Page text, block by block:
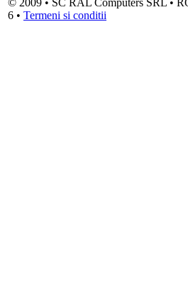
© 2009 • SC RAL Computers SRL •
6 • Termeni si conditii